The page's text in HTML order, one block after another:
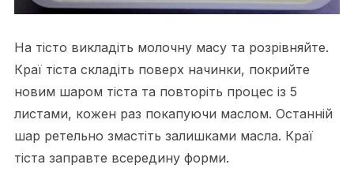
На тісто викладіть молочну масу та розрівняйте.
Краї тіста складіть поверх начинки, покрийте
новим шаром тіста та повторіть процес із 5
листами, кожен раз покапуючи маслом. Останній
шар ретельно змастіть залишками масла. Краї
тіста заправте всередину форми.